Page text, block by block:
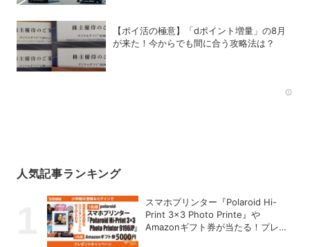
【ポイ活の極意】「dポイント増量」の8月
が来た！今からでも間に合う攻略法は？
人気記事ランキング
スマホプリンター『Polaroid Hi-
Print 3×3 Photo Printe』や
Amazonギフト券が当たる！プレゼ